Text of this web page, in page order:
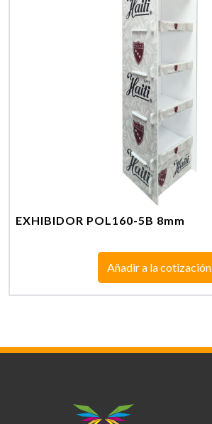
EXHIBIDOR POL160-5B 8mm
Añadir a la cotización